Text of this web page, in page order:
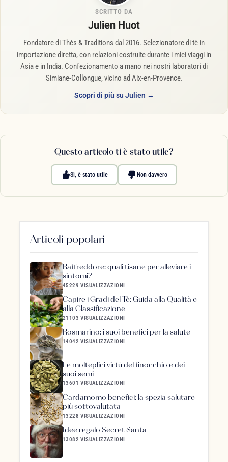
SCRITTO DA
Julien Huot
Fondatore di Thés & Traditions dal 2016. Selezionatore di tè in
importazione diretta, con relazioni costruite durante i miei viaggi in
Asia e in India. Confezionamento a mano nei nostri laboratori di
Simiane-Collongue, vicino ad Aix-en-Provence.
Scopri di più su Julien →
Questo articolo ti è stato utile?
Sì, è stato utile Non davvero
Articoli popolari
Raffreddore: quali tisane per alleviare i
sintomi?
45229 VISUALIZZAZIONI
Capire i Gradi del Tè: Guida alla Qualità e
alla Classificazione
21103 VISUALIZZAZIONI
Rosmarino: i suoi benefici per la salute
14042 VISUALIZZAZIONI
Le molteplici virtù del finocchio e dei
suoi semi
13601 VISUALIZZAZIONI
Cardamomo benefici: la spezia salutare
più sottovalutata
13228 VISUALIZZAZIONI
Idee regalo Secret Santa
13082 VISUALIZZAZIONI